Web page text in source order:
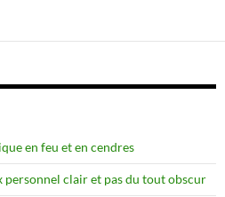
en feu et en cendres
personnel clair et pas du tout obscur